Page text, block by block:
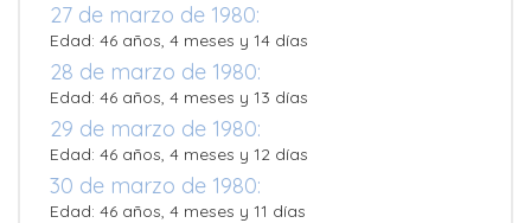
27 de marzo de 1980:
Edad: 46 años, 4 meses y 14 días
28 de marzo de 1980:
Edad: 46 años, 4 meses y 13 días
29 de marzo de 1980:
Edad: 46 años, 4 meses y 12 días
30 de marzo de 1980:
Edad: 46 años, 4 meses y 11 días